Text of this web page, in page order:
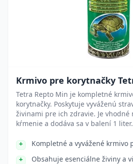
Krmivo pre korytnačky
Tetra Repto Min je kompletné
korytnačky. Poskytuje vyváženú
živinami pre ich zdravie. Je vhodné
kŕmenie a dodáva sa v balení 1 liter.
Kompletné a vyvážené krmivo
Obsahuje esenciálne živiny a